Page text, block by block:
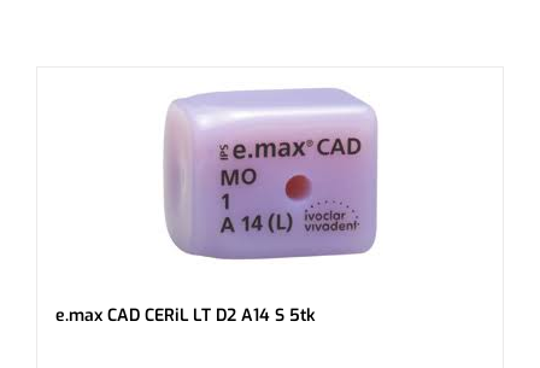
e.max CAD CERiL LT D2 A14 S 5tk